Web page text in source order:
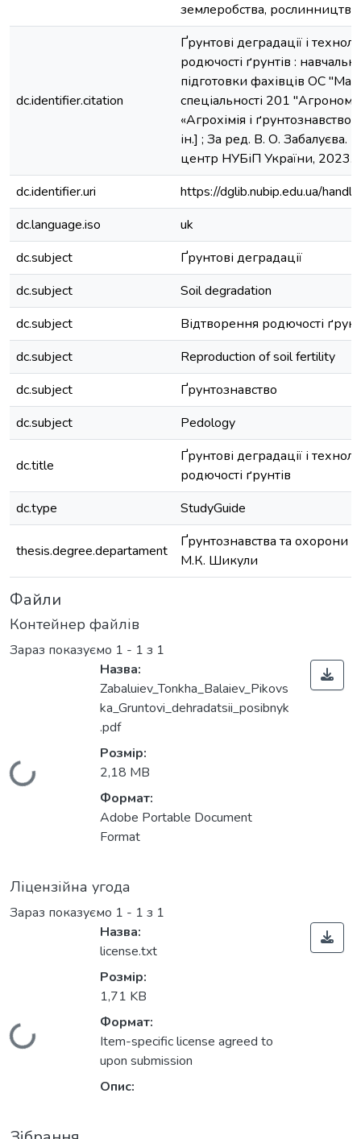
землеробства, рослинництва.
dc.identifier.citation
Ґрунтові деградації і
родючості ґрунтів :
підготовки фахівців ОС
спеціальності 201
«Агрохімія і
ін.] ; За ред. В. О. Забалуєва.
центр НУБіП України, 2023.
dc.identifier.uri
https://dglib.nubip.edu.ua/
dc.language.iso
uk
dc.subject
Ґрунтові деградації
dc.subject
Soil degradation
dc.subject
Відтворення родючості
dc.subject
Reproduction of soil fertility
dc.subject
Ґрунтознавство
dc.subject
Pedology
dc.title
Ґрунтові деградації і
родючості ґрунтів
dc.type
StudyGuide
thesis.degree.departament
Ґрунтознавства та охорони
М.К. Шикули
Файли
Контейнер файлів
Зараз показуємо 1 - 1 з 1
Вантажиться...
Назва:
Zabaluiev_Tonkha_Balaiev_Pikovs
ka_Gruntovi_dehradatsii_posibnyk
.pdf
Розмір:
2,18 MB
Формат:
Adobe Portable Document
Format
Ліцензійна угода
Зараз показуємо 1 - 1 з 1
Вантажиться...
Назва:
license.txt
Розмір:
1,71 KB
Формат:
Item-specific license agreed to
upon submission
Опис: